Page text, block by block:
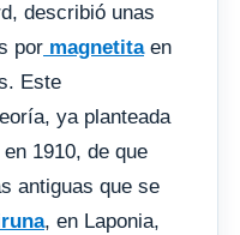
describió unas
por magnetitaen
Este
ya planteada
1910, de que
antiguas que se
, en Laponia,